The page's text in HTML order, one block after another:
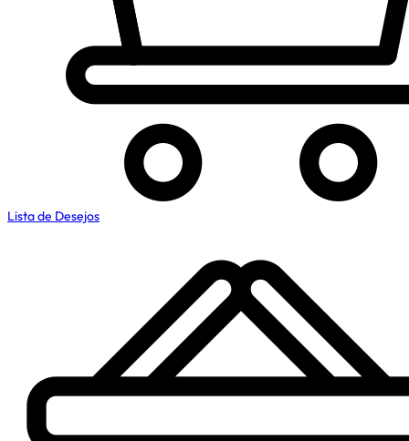
Lista de Desejos